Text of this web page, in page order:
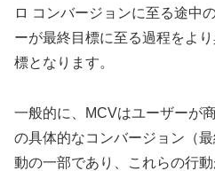
ロ コンバージョンに至る途中
ーが最終目標に至る過程をよ
標となります。
一般的に、MCVはユーザーが
の具体的なコンバージョン（
動の一部であり、これらの行